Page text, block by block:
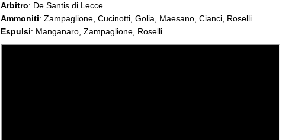
Arbitro: De Santis di Lecce
Ammoniti: Zampaglione, Cucinotti, Golia, Maesano, Cianci, Roselli
Espulsi: Manganaro, Zampaglione, Roselli